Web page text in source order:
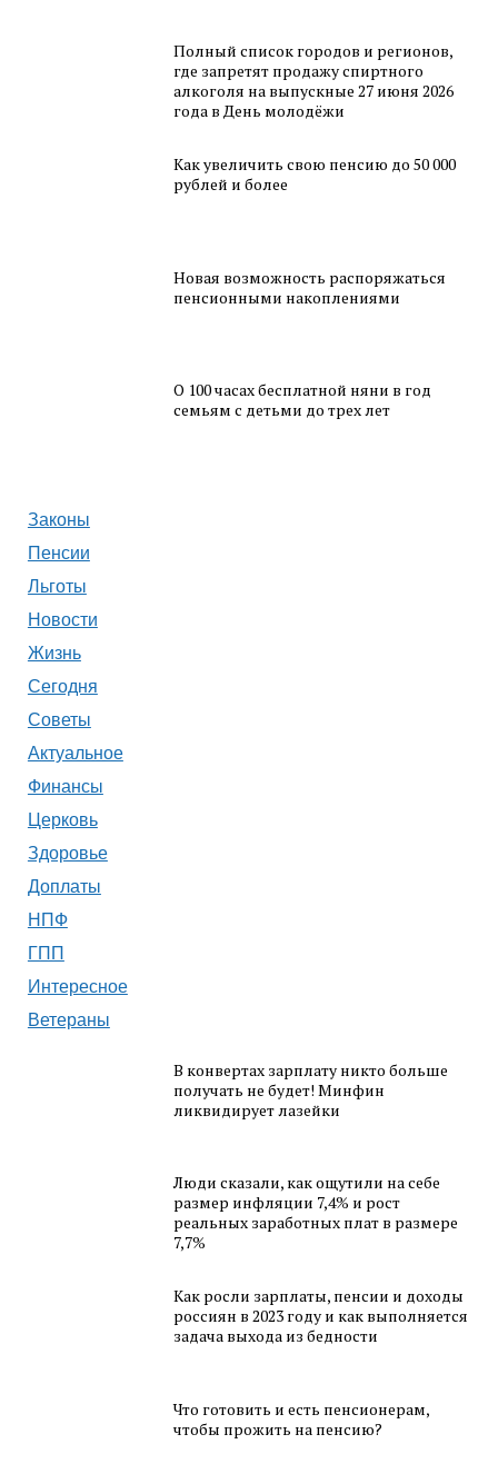
Полный список городов и регионов,
где запретят продажу спиртного
алкоголя на выпускные 27 июня 2026
года в День молодёжи
Как увеличить свою пенсию до 50 000
рублей и более
Новая возможность распоряжаться
пенсионными накоплениями
О 100 часах бесплатной няни в год
семьям с детьми до трех лет
Законы
Пенсии
Льготы
Новости
Жизнь
Сегодня
Советы
Актуальное
Финансы
Церковь
Здоровье
Доплаты
НПФ
ГПП
Интересное
Ветераны
В конвертах зарплату никто больше
получать не будет! Минфин
ликвидирует лазейки
Люди сказали, как ощутили на себе
размер инфляции 7,4% и рост
реальных заработных плат в размере
7,7%
Как росли зарплаты, пенсии и доходы
россиян в 2023 году и как выполняется
задача выхода из бедности
Что готовить и есть пенсионерам,
чтобы прожить на пенсию?